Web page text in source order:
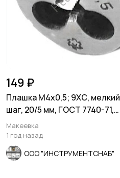
149 ₽
Плашка М4х0,5; 9ХС, мелкий
шаг, 20/5 мм, ГОСТ 7740-71,
СССР.
Макеевка
1 год назад
ООО "ИНСТРУМЕНТСНАБ"